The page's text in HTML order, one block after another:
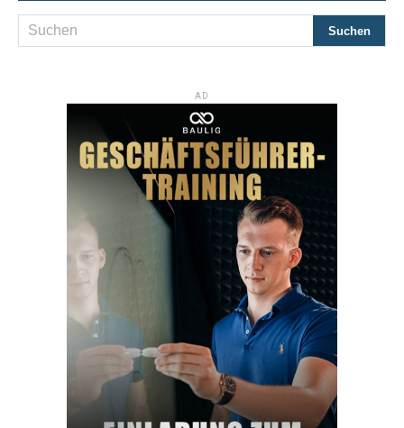
AD